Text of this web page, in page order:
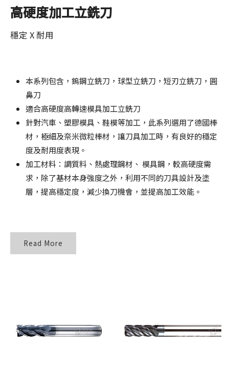
高硬度加工立銑刀
穩定 X 耐用
本系列包含，鎢鋼立銑刀，球型立銑刀，短刃立銑刀，圓
鼻刀
適合高硬度高轉速模具加工立銑刀
針對汽車、塑膠模具、鞋模等加工，此系列選用了德國棒
材，極細及奈米微粒棒材，讓刀具加工時，有良好的穩定
度及耐用度表現。
加工材料：調質料、熱處理鋼材、 模具鋼，較高硬度需
求，除了基材本身強度之外，利用不同的刀具設計及塗
層，提高穩定度，減少換刀機會，並提高加工效能。
Read More